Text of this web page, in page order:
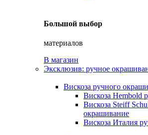
Большой выбор
материалов
В магазин
Эксклюзив: ручное
Вискоза ручного
Вискоза Hembold
Вискоза Steiff
окрашивание
Вискоза Италия